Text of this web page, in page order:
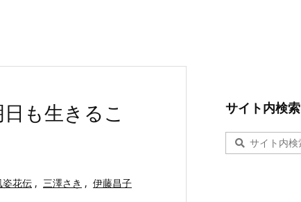
も生きるこ
姿花伝 , 三澤さき , 伊藤昌子
サイト内検索